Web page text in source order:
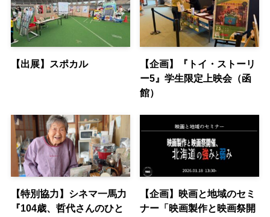
【出展】スポカル
【企画】『トイ・ストーリ
ー5』学生限定上映会（函
館）
【特別協力】シネマ一馬力
『104歳、哲代さんのひと
【企画】映画と地域のセミ
ナー「映画製作と映画祭開